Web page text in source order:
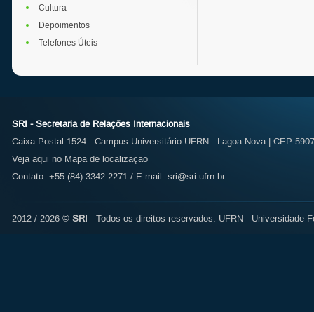
Cultura
Depoimentos
Telefones Úteis
SRI - Secretaria de Relações Internacionais
Caixa Postal 1524 - Campus Universitário UFRN - Lagoa Nova | CEP
Veja aqui no Mapa de localização
Contato: +55 (84) 3342-2271 / E-mail: sri@sri.ufrn.br
2012 / 2026 © SRI - Todos os direitos reservados. UFRN - Universidade